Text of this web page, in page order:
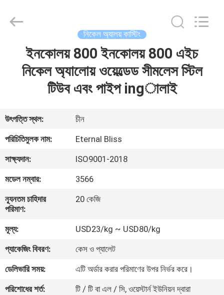
ভিডিও
সম্পর্কে
কারখানা
মান
নিয়ন্ত্রণ
Forging
নিকেল অ্যালয় কাস্টিং
ইনকোলয় 800 ইনকোলয় 800 এইচ
নিকেল অ্যালোয় ওয়েল্ডেড সীমলেস স্টিল
টিউব এবং পাইপ ingালাই
উৎপত্তি স্থল:
চীন
পরিচিতিমুলক নাম:
Eternal Bliss
সাক্ষ্যদান:
ISO9001-2018
মডেল নম্বার:
3566
ন্যূনতম চাহিদার
পরিমাণ:
20 কেজি
মূল্য:
USD23/kg ~ USD80/kg
প্যাকেজিং বিবরণ:
কেস ও প্যালেট
ডেলিভারি সময়:
এটি অর্ডার করার পরিমাণের উপর নির্ভর করে।
পরিশোধের শর্ত:
টি / টি বা এল / সি, ওয়েস্টার্ন ইউনিয়ন দ্বারা